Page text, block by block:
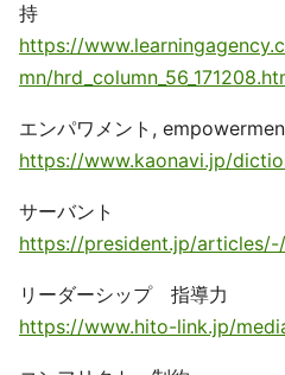
持
https://
mn/
エンパワメント,
https://www.kaonavi.jp/
サーバント
https://president.jp/
リーダーシップ 指導力
https://www.hito-link.jp/